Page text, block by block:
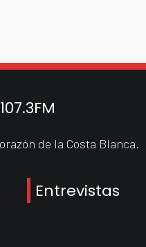
de la Costa Blanca.
Entrevistas